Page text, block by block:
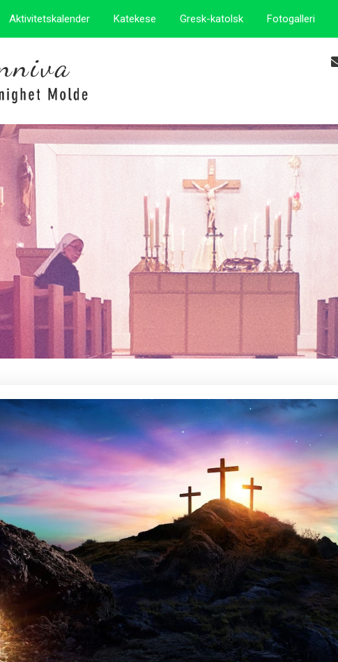
Aktivitetskalender Katekese Gresk-katolsk Fotogalleri